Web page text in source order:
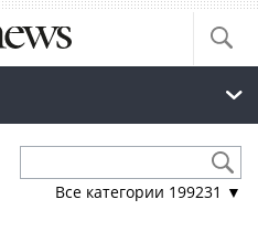
Все категории 199231 ▼